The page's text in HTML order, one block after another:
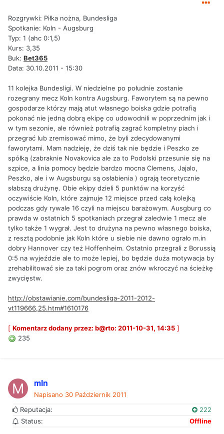
Rozgrywki: Piłka nożna, Bundesliga
Spotkanie: Koln - Augsburg
Typ: 1 (ahc 0:1,5)
Kurs: 3,35
Buk: Bet365
Data: 30.10.2011 - 15:30
11 kolejka Bundesligi. W niedzielne po południe zostanie
rozegrany mecz Koln kontra Augsburg. Faworytem są na pewno
gospodarze którzy mają atut własnego boiska gdzie potrafią
pokonać nie jedną dobrą ekipę co udowodnili w poprzednim jak i
w tym sezonie, ale również potrafią zagrać kompletny piach i
przegrać lub zremisować mimo, że byli zdecydowanymi
faworytami. Mam nadzieję, że dziś tak nie będzie i Peszko ze
spółką (zabraknie Novakovica ale za to Podolski przesunie się na
szpice, a linia pomocy będzie bardzo mocna Clemens, Jajalo,
Peszko, ale i w Augsburgu są osłabienia ) ograją teoretycznie
słabszą drużynę. Obie ekipy dzieli 5 punktów na korzyść
oczywiście Koln, które zajmuje 12 miejsce przed całą kolejką
podczas gdy rywale 16 czyli na miejscu barażowym. Ausgburg co
prawda w ostatnich 5 spotkaniach przegrał zaledwie 1 mecz ale
tylko także 1 wygrał. Jest to drużyna na pewno własnego boiska,
z resztą podobnie jak Koln które u siebie nie dawno ograło m.in
dobry Hannover czy też Hoffenheim. Ostatnio przegrali z Borussią
0:5 na wyjeździe ale to może lepiej, bo będzie duża motywacja by
zrehabilitować sie za taki pogrom oraz znów wkroczyć na ścieżkę
zwycięstw.
http://obstawianie.com/bundesliga-2011-2012-
vt119666,25.htm#1610176
[ Komentarz dodany przez: b@rto: 2011-10-31, 14:35 ]
235
mln
Napisano 30 Październik 2011
Reputacja:
222
Status:
Offline